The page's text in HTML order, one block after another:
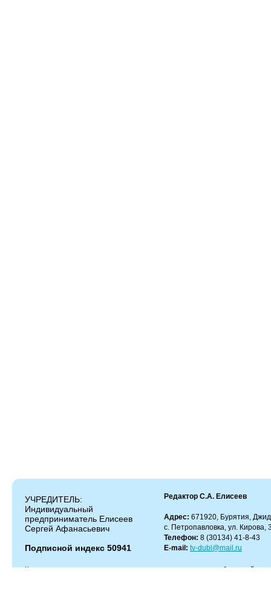
УЧРЕДИТЕЛЬ:
Индивидуальный
предприниматель Елисеев
Сергей Афанасьевич
Подписной индекс 50941
Редактор С.А. Елисеев
Адрес: 671920, Бурятия,
с. Петропавловка, ул. Кирова,
Телефон: 8 (30134) 41-8-43
E-mail: tv-dubl@mail.ru
Копирование и цитирование материалов разрешено только с работающей